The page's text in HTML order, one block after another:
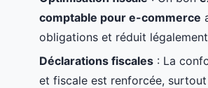
comptable pour e-commerce
obligations et réduit
Déclarations fiscales : La
et fiscale est renforcée,